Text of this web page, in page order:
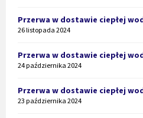
Przerwa w dostawie ciepłej
26 listopada 2024
Przerwa w dostawie ciepłej
24 października 2024
Przerwa w dostawie ciepłej
23 października 2024